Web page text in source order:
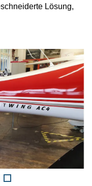
Lösung,